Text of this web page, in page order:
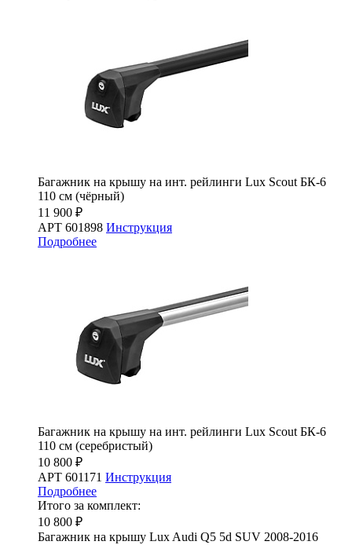
Багажник на крышу на инт. рейлинги Lux Scout БК-6
110 см (чёрный)
11 900 ₽
АРТ 601898 Инструкция
Подробнее
Багажник на крышу на инт. рейлинги Lux Scout БК-6
110 см (серебристый)
10 800 ₽
АРТ 601171 Инструкция
Подробнее
Итого за комплект:
10 800 ₽
Багажник на крышу Lux Audi Q5 5d SUV 2008-2016